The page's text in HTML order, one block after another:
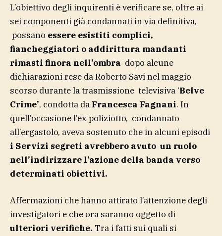
L’obiettivo degli inquirenti è verificare se, oltre ai
sei componenti già condannati in via definitiva,
possano essere esistiti complici,
fiancheggiatori o addirittura mandanti
rimasti finora nell’ombra dopo alcune
dichiarazioni rese da Roberto Savi nel maggio
scorso durante la trasmissione televisiva ‘Belve
Crime’, condotta da Francesca Fagnani. In
quell’occasione l’ex poliziotto, condannato
all’ergastolo, aveva sostenuto che in alcuni episodi
i Servizi segreti avrebbero avuto un ruolo
nell’indirizzare l’azione della banda verso
determinati obiettivi.
Affermazioni che hanno attirato l’attenzione degli
investigatori e che ora saranno oggetto di
ulteriori verifiche. Tra i fatti sui quali si